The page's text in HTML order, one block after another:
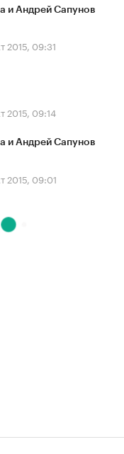
и Андрей Сапунов
2015, 09:31
2015, 09:14
и Андрей Сапунов
2015, 09:01